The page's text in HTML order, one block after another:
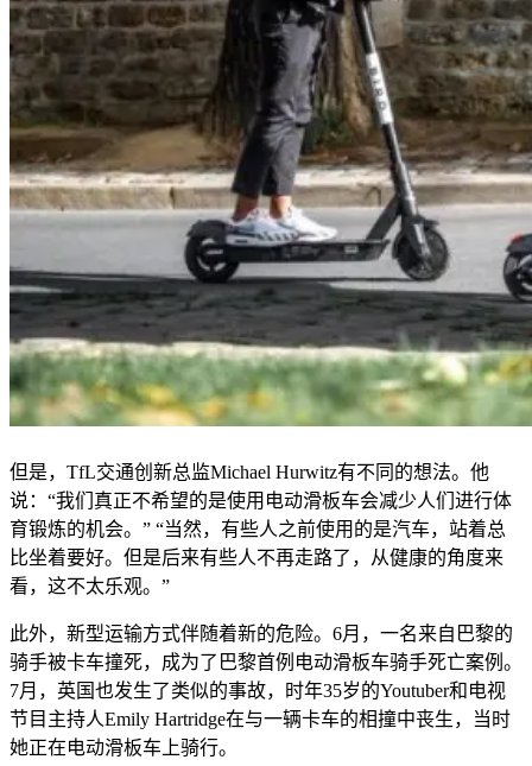
但是，TfL交通创新总监Michael Hurwitz有不同的想法。他
说：“我们真正不希望的是使用电动滑板车会减少人们进行体
育锻炼的机会。” “当然，有些人之前使用的是汽车，站着总
比坐着要好。但是后来有些人不再走路了，从健康的角度来
看，这不太乐观。”
此外，新型运输方式伴随着新的危险。6月，一名来自巴黎的
骑手被卡车撞死，成为了巴黎首例电动滑板车骑手死亡案例。
7月，英国也发生了类似的事故，时年35岁的Youtuber和电视
节目主持人Emily Hartridge在与一辆卡车的相撞中丧生，当时
她正在电动滑板车上骑行。